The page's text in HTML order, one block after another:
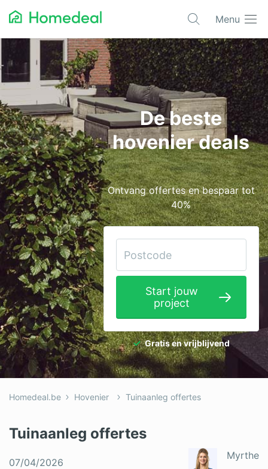
Menu
Populaire projecten
Aannemer
Airco
Alarmsystemen
Architect
Asbest
Bestrating
Cv-ketels
Dakwerken
Elektricien
Gevelwerken
Glas
Hekwerken
Hovenier
Isolatie
Loodgieter
De beste
hovenier deals
Ontvang offertes en bespaar tot
40%
Start jouw
project
Gratis en vrijblijvend
Homedeal.be Hovenier Tuinaanleg offertes
Tuinaanleg offertes
07/04/2026
Myrthe